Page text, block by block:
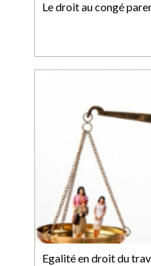
Le droit au congé
Egalité en droit du